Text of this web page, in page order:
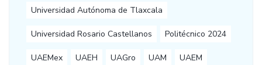
Universidad Autónoma de Tlaxcala
Universidad Rosario Castellanos Politécnico 2024
UAEMex UAEH UAGro UAM UAEM